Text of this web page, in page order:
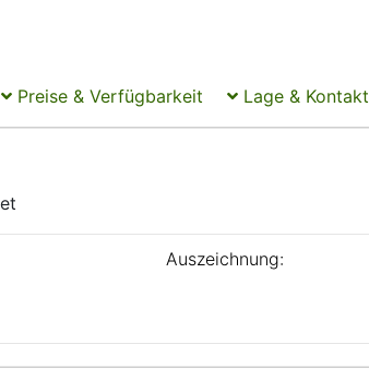
Preise & Verfügbarkeit Lage & Kontakt
Auszeichnung: